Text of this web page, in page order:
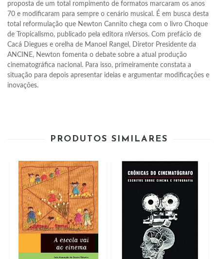
proposta de um total rompimento de formatos marcaram os anos
70 e modificaram para sempre o cenário musical. É em busca desta
total reformulação que Newton Cannito chega com o livro Choque
de Tropicalismo, publicado pela editora nVersos. Com prefácio de
Cacá Diegues e orelha de Manoel Rangel, Diretor Presidente da
ANCINE, Newton fomenta o debate sobre a atual produção
cinematográfica nacional. Para isso, primeiramente constata a
situação para depois apresentar ideias e argumentar modificações e
inovações.
PRODUTOS SIMILARES